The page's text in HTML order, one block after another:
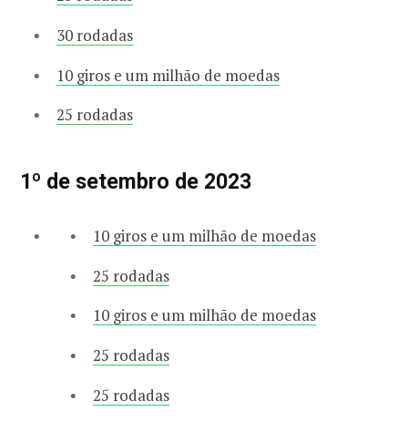
30 rodadas
10 giros e um milhão de moedas
25 rodadas
1º de setembro de 2023
10 giros e um milhão de moedas
25 rodadas
10 giros e um milhão de moedas
25 rodadas
25 rodadas